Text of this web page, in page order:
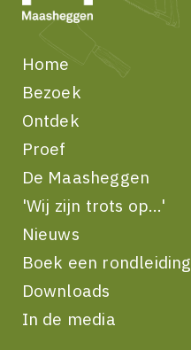
Home
Bezoek
Ontdek
Proef
De Maasheggen
'Wij zijn trots op...'
Nieuws
Boek een rondleiding
Downloads
In de media